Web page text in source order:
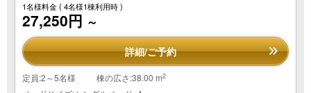
1名様料金( 4名様1棟利用時 )
27,250円 ～
詳細/ご予約
定員:2～5名様 棟の広さ:38.00 m2